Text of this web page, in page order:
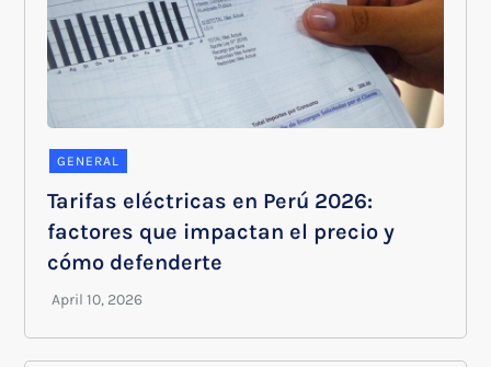
GENERAL
Tarifas eléctricas en Perú 2026:
factores que impactan el precio y
cómo defenderte